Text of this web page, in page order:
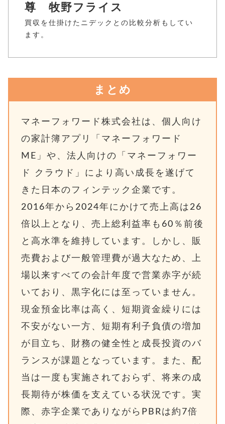
尊 牧野フライス
買収を仕掛けたニデックとの比較分析もしてい
ます。
まとめ
マネーフォワード株式会社は、個人向け
の家計簿アプリ「マネーフォワード
ME」や、法人向けの「マネーフォワー
ド クラウド」により高い成長を遂げて
きた日本のフィンテック企業です。
2016年から2024年にかけて売上高は26
倍以上となり、売上総利益率も60％前後
と高水準を維持しています。しかし、販
売費および一般管理費が過大なため、上
場以来すべての会計年度で営業赤字が続
いており、黒字化には至っていません。
現金預金比率は高く、短期資金繰りには
不安がない一方、短期有利子負債の増加
が目立ち、財務の健全性と成長投資のバ
ランスが課題となっています。また、配
当は一度も実施されておらず、将来の成
長期待が株価を支えている状況です。実
際、赤字企業でありながらPBRは約7倍